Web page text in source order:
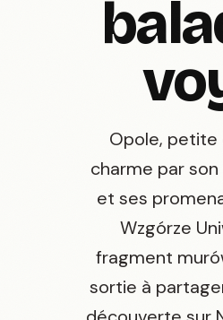
Opole, petite
charme par
et ses
Wzgórze
fragment
sortie à